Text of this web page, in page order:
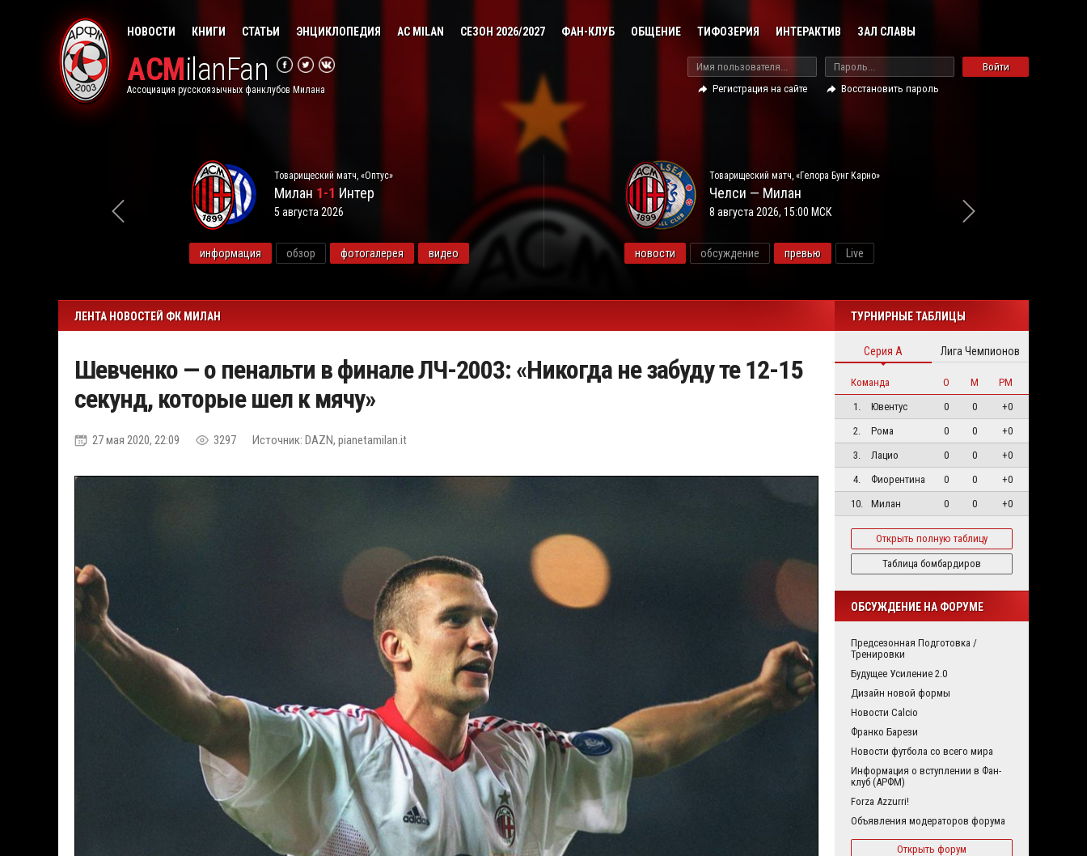
НОВОСТИ КНИГИ СТАТЬИ ЭНЦИКЛОПЕДИЯ AC MILAN СЕЗОН 2026/2027 ФАН-КЛУБ ОБЩЕНИЕ ТИФОЗЕРИЯ ИНТЕРАКТИВ ЗАЛ СЛАВЫ
ACMilanFan
Ассоциация русскоязычных фанклубов Милана
Войти
Регистрация на сайте
Восстановить пароль
Товарищеский матч, «Оптус»
Милан 1-1 Интер
5 августа 2026
информация обзор фотогалерея видео
Товарищеский матч, «Гелора Бунг Карно»
Челси — Милан
8 августа 2026, 15:00 МСК
новости обсуждение превью Live
ЛЕНТА НОВОСТЕЙ ФК МИЛАН
Шевченко — о пенальти в финале ЛЧ-2003: «Никогда не забуду те 12-15
секунд, которые шел к мячу»
27 мая 2020, 22:09 3297 Источник: DAZN, pianetamilan.it
ТУРНИРНЫЕ ТАБЛИЦЫ
Серия А Лига Чемпионов
Команда О М
РМ
1.
Ювентус 0 0
+0
2.
Рома 0 0
+0
3.
Лацио 0 0
+0
4.
Фиорентина 0 0
+0
10.
Милан 0 0 +0
Открыть полную таблицу
Таблица бомбардиров
ОБСУЖДЕНИЕ НА ФОРУМЕ
Предсезонная Подготовка /
Тренировки
Будущее Усиление 2.0
Дизайн новой формы
Новости Calcio
Франко Барези
Новости футбола со всего мира
Информация о вступлении в Фан-
клуб (АРФМ)
Forza Azzurri!
Объявления модераторов форума
Открыть форум